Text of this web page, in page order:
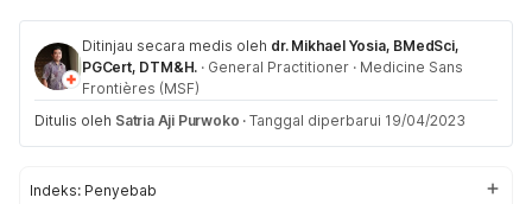
Ditinjau secara medis oleh dr. Mikhael Yosia, BMedSci,
PGCert, DTM&H. · General Practitioner · Medicine Sans
Frontières (MSF)
Ditulis oleh Satria Aji Purwoko · Tanggal diperbarui 19/04/2023
Indeks: Penyebab